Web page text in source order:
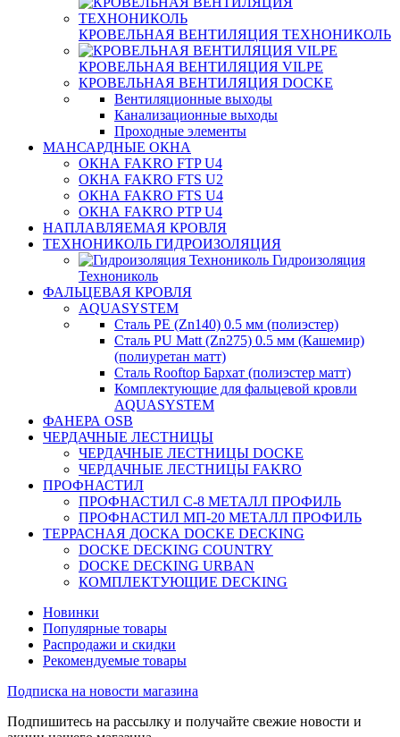
КРОВЕЛЬНАЯ ВЕНТИЛЯЦИЯ ТЕХНОНИКОЛЬ
КРОВЕЛЬНАЯ ВЕНТИЛЯЦИЯ VILPE
КРОВЕЛЬНАЯ ВЕНТИЛЯЦИЯ DOCKE
Вентиляционные выходы
Канализационные выходы
Проходные элементы
МАНСАРДНЫЕ ОКНА
ОКНА FAKRO FTP U4
ОКНА FAKRO FTS U2
ОКНА FAKRO FTS U4
ОКНА FAKRO PTP U4
НАПЛАВЛЯЕМАЯ КРОВЛЯ
ТЕХНОНИКОЛЬ ГИДРОИЗОЛЯЦИЯ
Гидроизоляция
Технониколь
ФАЛЬЦЕВАЯ КРОВЛЯ
AQUASYSTEM
Сталь PE (Zn140) 0.5 мм (полиэстер)
Сталь PU Matt (Zn275) 0.5 мм (Кашемир)
(полиуретан матт)
Сталь Rooftop Бархат (полиэстер матт)
Комплектующие для фальцевой кровли
AQUASYSTEM
ФАНЕРА OSB
ЧЕРДАЧНЫЕ ЛЕСТНИЦЫ
ЧЕРДАЧНЫЕ ЛЕСТНИЦЫ DOCKE
ЧЕРДАЧНЫЕ ЛЕСТНИЦЫ FAKRO
ПРОФНАСТИЛ
ПРОФНАСТИЛ C-8 МЕТАЛЛ ПРОФИЛЬ
ПРОФНАСТИЛ МП-20 МЕТАЛЛ ПРОФИЛЬ
ТЕРРАСНАЯ ДОСКА DOCKE DECKING
DOCKE DECKING COUNTRY
DOCKE DECKING URBAN
КОМПЛЕКТУЮЩИЕ DECKING
Новинки
Популярные товары
Распродажи и скидки
Рекомендуемые товары
Подписка на новости магазина
Подпишитесь на рассылку и получайте свежие новости и